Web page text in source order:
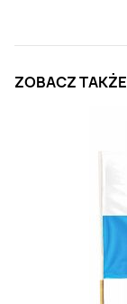
ZOBACZ TAKŻE